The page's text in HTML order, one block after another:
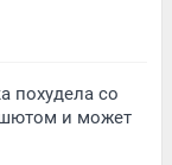
похудела со
и может